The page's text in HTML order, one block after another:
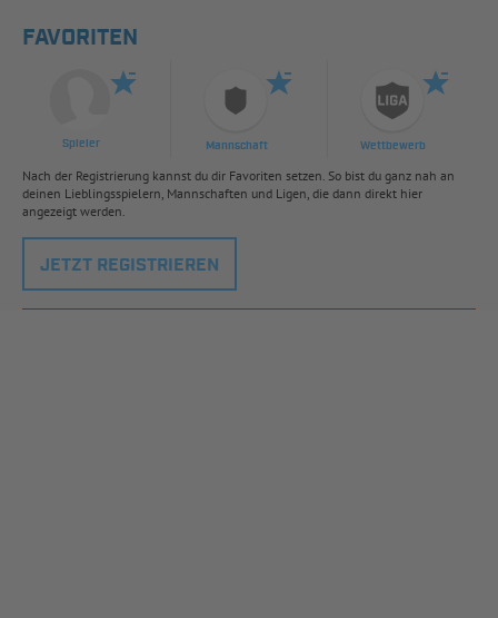
FAVORITEN
Spieler Mannschaft Wettbewerb
Nach der Registrierung kannst du dir Favoriten setzen. So bist du ganz nah an
deinen Lieblingsspielern, Mannschaften und Ligen, die dann direkt hier
angezeigt werden.
JETZT REGISTRIEREN